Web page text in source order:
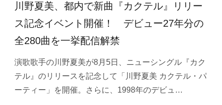
川野夏美、都内で新曲『カクテル』リリー
ス記念イベント開催！ デビュー27年分の
全280曲を一挙配信解禁
演歌歌手の川野夏美が8月5日、ニューシングル『カク
テル』のリリースを記念して「川野夏美 カクテル・パ
ーティー」を開催。さらに、1998年のデビュ…